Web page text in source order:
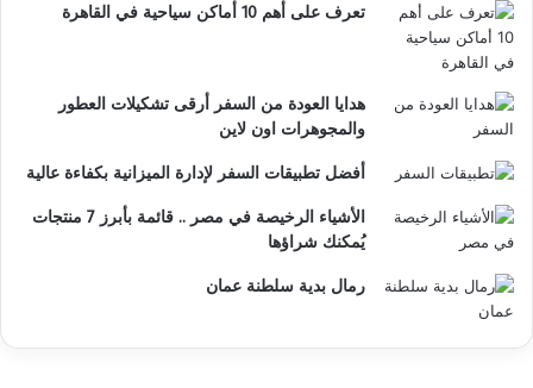
تعرف على أهم 10 أماكن سياحية في القاهرة
هدايا العودة من السفر أرقى تشكيلات العطور
والمجوهرات اون لاين
أفضل تطبيقات السفر لإدارة الميزانية بكفاءة عالية
الأشياء الرخيصة في مصر .. قائمة بأبرز 7 منتجات
يُمكنك شراؤها
رمال بدية سلطنة عمان